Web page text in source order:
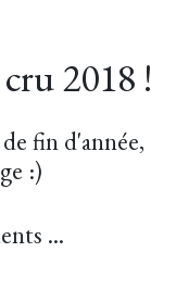
2018 !
fin d'année,
:)
...